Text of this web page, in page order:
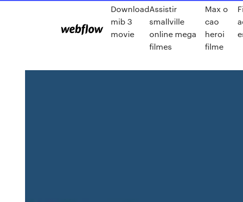
Download
mib 3
movie
Assistir
smallville
online mega
filmes
Max o
cao
heroi
filme